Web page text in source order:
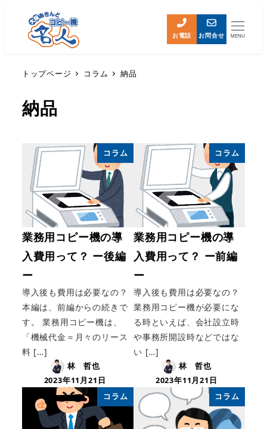
お電話 お問合せ MENU
トップページ コラム 納品
納品
コラム
業務用コピー機の導
入費用って？ ー後編
ー
導入後も費用は必要なの？
本編は、前編からの続きで
す。 業務用コピー機は、
「機械代金＝月々のリース
料 […]
林 哲也
2023年11月21日
コラム
業務用コピー機の導
入費用って？ ー前編
ー
導入後も費用は必要なの？
業務用コピー機が必要にな
る時といえば、会社設立時
や事務所開設時などではな
い […]
林 哲也
2023年11月21日
コラム
コラム